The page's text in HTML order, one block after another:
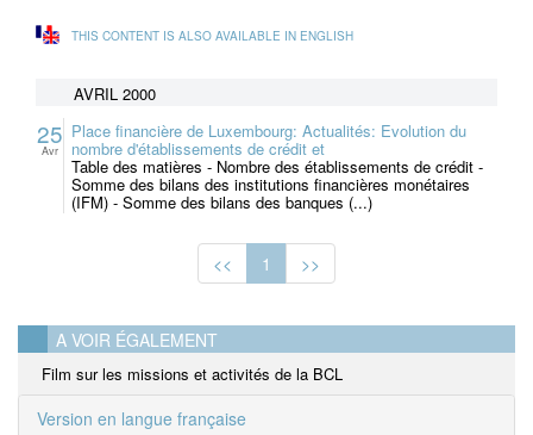
THIS CONTENT IS ALSO AVAILABLE IN ENGLISH
AVRIL 2000
25
Avr
Place financière de Luxembourg: Actualités: Evolution du
nombre d'établissements de crédit et
Table des matières - Nombre des établissements de crédit -
Somme des bilans des institutions financières monétaires
(IFM) - Somme des bilans des banques (...)
<< 1 >>
A VOIR ÉGALEMENT
Film sur les missions et activités de la BCL
Version en langue française